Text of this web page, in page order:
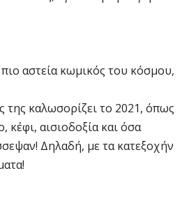
αστεία κωμικός του κόσμου,
της καλωσορίζει το 2021, όπως
κέφι, αισιοδοξία και όσα
Δηλαδή, με τα κατεξοχήν